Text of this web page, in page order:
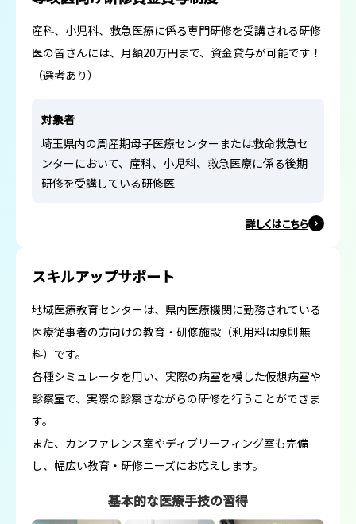
産科、小児科、救急医療に係る専門研修を受講される研修
医の皆さんには、月額20万円まで、資金貸与が可能です！
（選考あり）
対象者
埼玉県内の周産期母子医療センターまたは救命救急セ
ンターにおいて、産科、小児科、救急医療に係る後期
研修を受講している研修医
詳しくはこちら
スキルアップサポート
地域医療教育センターは、県内医療機関に勤務されている
医療従事者の方向けの教育・研修施設（利用料は原則無
料）です。
各種シミュレータを用い、実際の病室を模した仮想病室や
診察室で、実際の診察さながらの研修を行うことができま
す。
また、カンファレンス室やディブリーフィング室も完備
し、幅広い教育・研修ニーズにお応えします。
基本的な医療手技の習得